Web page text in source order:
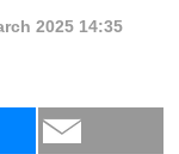
2025 14:35